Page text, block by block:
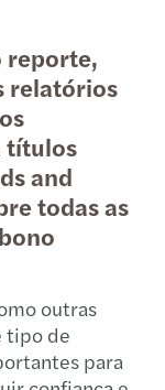
reporte,
relatórios
títulos
and
todas as
outras
tipo de
para